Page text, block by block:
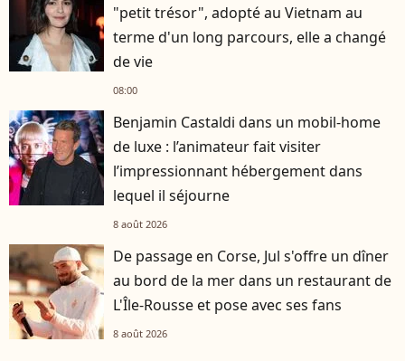
"petit trésor", adopté au Vietnam au
terme d'un long parcours, elle a changé
de vie
08:00
Benjamin Castaldi dans un mobil-home
de luxe : l’animateur fait visiter
l’impressionnant hébergement dans
lequel il séjourne
8 août 2026
De passage en Corse, Jul s'offre un dîner
au bord de la mer dans un restaurant de
L'Île-Rousse et pose avec ses fans
8 août 2026